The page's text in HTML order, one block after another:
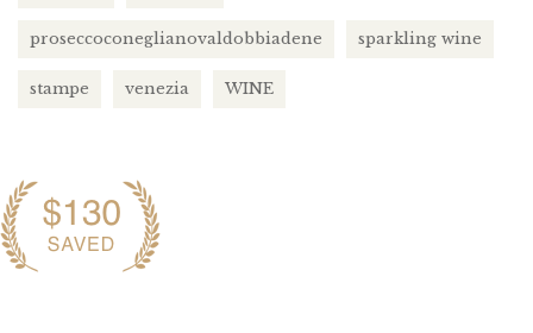
proseccoconeglianovaldobbiadene sparkling wine
stampe venezia WINE